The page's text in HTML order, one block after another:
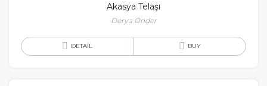
Akasya Telaşı
Derya Önder
DETAIL BUY